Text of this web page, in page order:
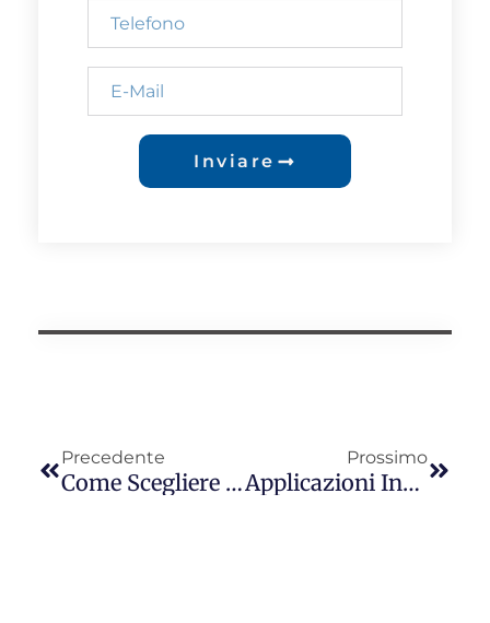
Inviare
Precedente
Come Scegliere I Prodotti Fotocontrollori Giusti Per Il Mercato Sudamericano: Un'analisi Completa E Una Guida Strategica
Prossimo
Applicazioni Innovative Della Tecnologia Di Compensazione Del Decadimento Della Luce: Integrazione Del Settore Dell'illuminazione Per Esterni Con Le Fotocellule Del Marchio Longjoin